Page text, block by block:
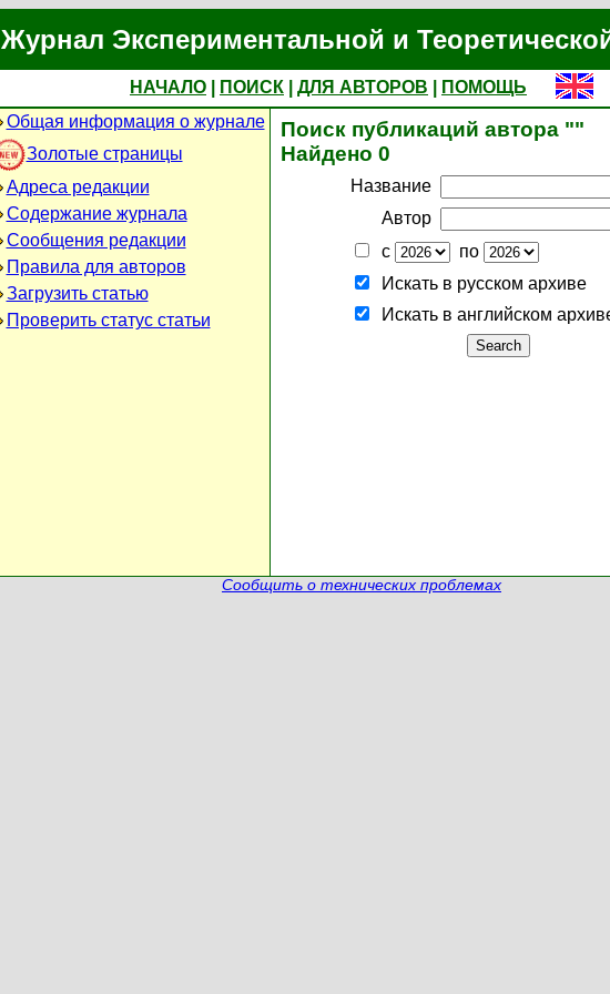
Журнал Экспериментальной и
НАЧАЛО ПОИСК ДЛЯ АВТОРОВ
ПОМОЩЬ
Общая информация о журнале
Золотые страницы
Адреса редакции
Содержание журнала
Сообщения редакции
Правила для авторов
Загрузить статью
Проверить статус статьи
Поиск публикаций автора ""
Найдено 0
Название
Автор
с
по
Искать в русском архиве
Искать в английском
Сообщить о технических проблемах